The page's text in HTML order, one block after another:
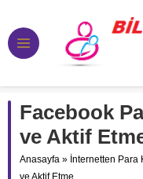
Facebook
ve Aktif
Anasayfa » İnternetten Para
ve Aktif Etme